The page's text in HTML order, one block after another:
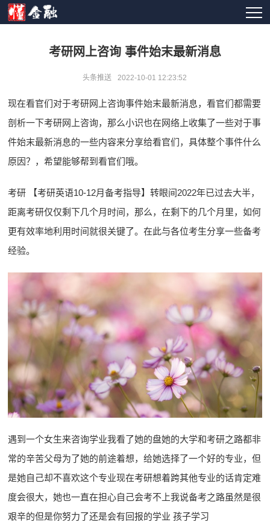
考研网上咨询 事件始末最新消息
头条推送 2022-10-01 12:23:52
现在看官们对于考研网上咨询事件始末最新消息，看官们都需要
剖析一下考研网上咨询，那么小识也在网络上收集了一些对于事
件始末最新消息的一些内容来分享给看官们，具体整个事件什么
原因？，希望能够帮到看官们哦。
考研 【考研英语10-12月备考指导】转眼间2022年已过去大半，
距离考研仅仅剩下几个月时间，那么，在剩下的几个月里，如何
更有效率地利用时间就很关键了。在此与各位考生分享一些备考
经验。
遇到一个女生来咨询学业我看了她的盘她的大学和考研之路都非
常的辛苦父母为了她的前途着想，给她选择了一个好的专业，但
是她自己却不喜欢这个专业现在考研想着跨其他专业的话肯定难
度会很大，她也一直在担心自己会考不上我说备考之路虽然是很
艰辛的但是你努力了还是会有回报的学业 孩子学习